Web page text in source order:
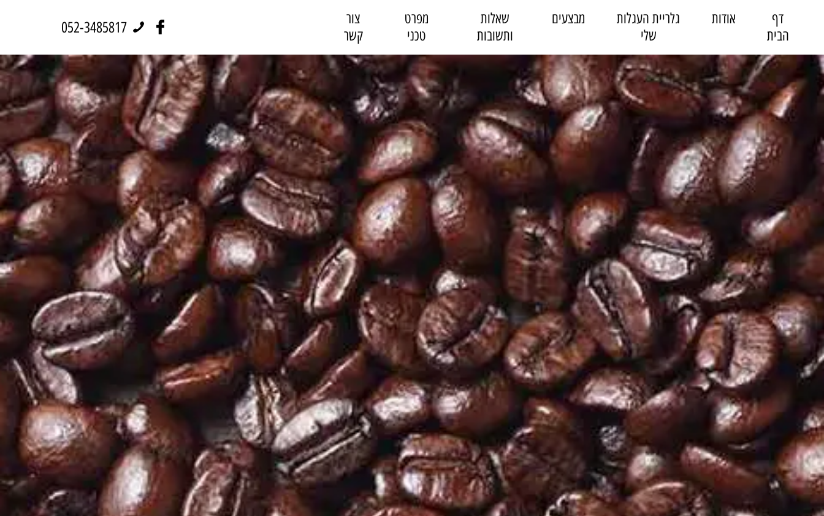
דף
הבית
אודות
גלריית העגלות
שלי
מבצעים
שאלות
ותשובות
מפרט
טכני
צור
קשר
052-3485817